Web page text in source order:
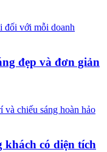
đối với mỗi doanh
đẹp và đơn giản
chiếu sáng hoàn hảo
khách có diện tích